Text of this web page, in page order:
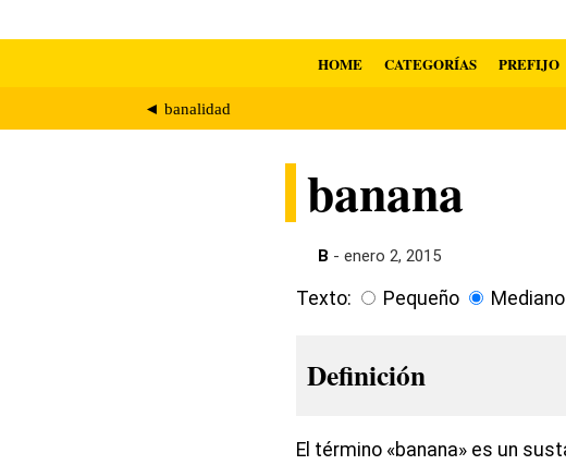
HOME CATEGORÍAS PREFIJO
◄ banalidad
banana
B - enero 2, 2015
Texto: Pequeño Mediano
Definición
El término «banana» es un